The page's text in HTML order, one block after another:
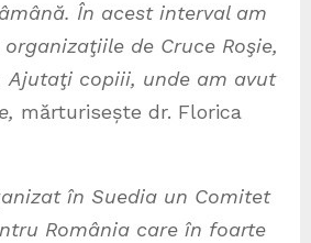
În acest interval am
de Cruce Roşie,
Ajutaţi copiii, unde am avut
mărturisește dr. Florica
în Suedia un Comitet
România care în foarte